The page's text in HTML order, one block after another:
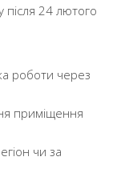
24 лютого
роботи через
приміщення
чи за